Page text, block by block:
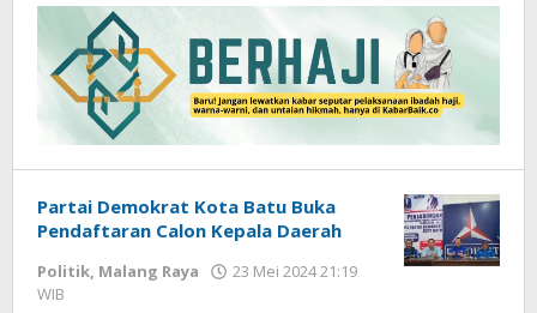
Partai Demokrat Kota Batu Buka
Pendaftaran Calon Kepala Daerah
Politik, Malang Raya
23 Mei 2024 21:19
WIB